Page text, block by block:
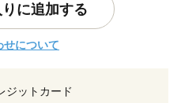
に追加する
せについて
ジットカード